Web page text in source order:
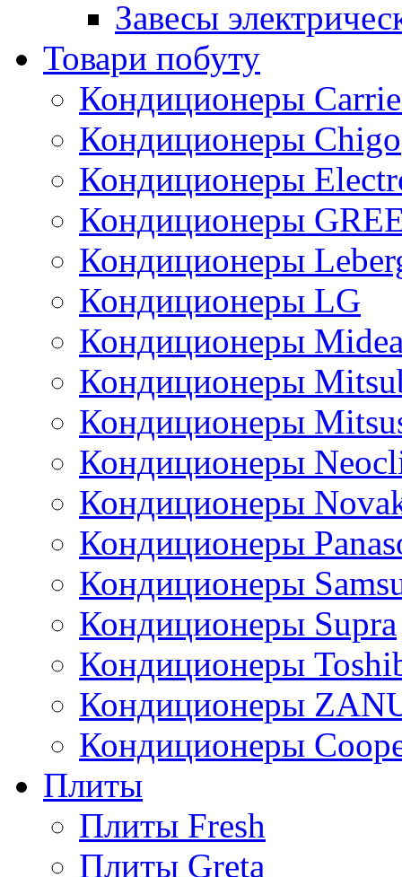
Завесы
Товари побуту
Кондиционеры
Кондиционеры Chigo
Кондиционеры
Кондиционеры
Кондиционеры
Кондиционеры LG
Кондиционеры
Кондиционеры
Кондиционеры
Кондиционеры
Кондиционеры
Кондиционеры
Кондиционеры
Кондиционеры Supra
Кондиционеры
Кондиционеры
Кондиционеры
Плиты
Плиты Fresh
Плиты Greta